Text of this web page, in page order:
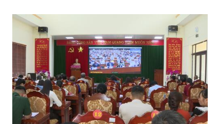
NĂM 2026 TRÊN ĐỊA BÀN XÃ